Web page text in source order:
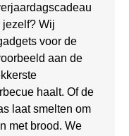
jezelf? Wij
voor de
aan de
haalt. Of de
laat smelten om
met brood. We